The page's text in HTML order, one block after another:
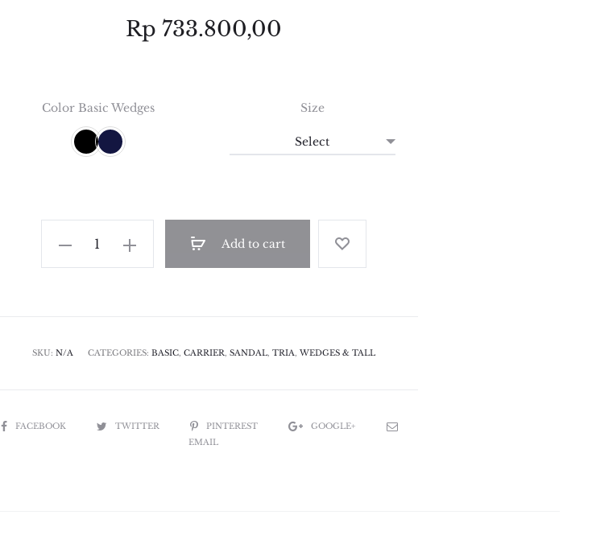
Rp 733.800,00
Color Basic Wedges Size
Add to cart
SKU: N/A CATEGORIES: BASIC, CARRIER, SANDAL, TRIA, WEDGES & TALL
SHAREFACEBOOK TWITTER PINTEREST
GOOGLE+
EMAIL